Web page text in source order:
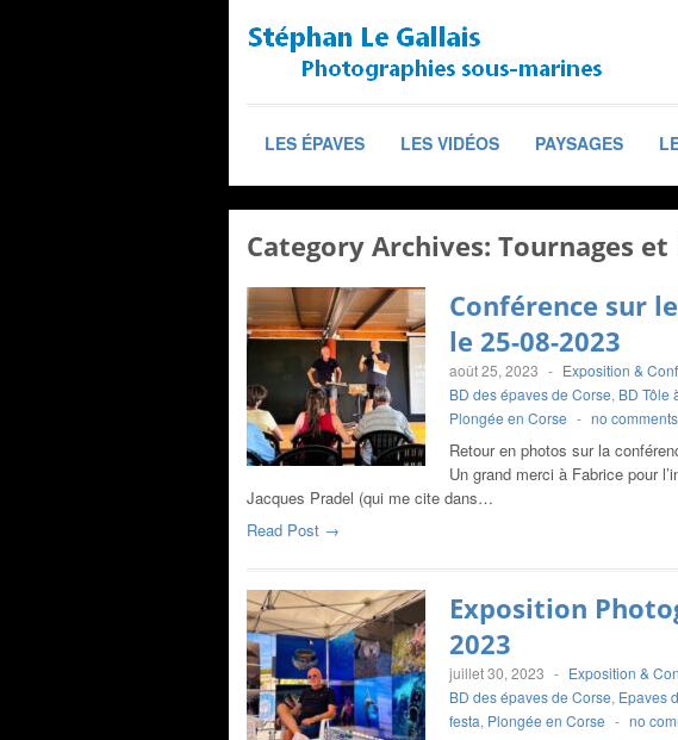
LES ÉPAVES LES VIDÉOS PAYSAGES
Category Archives: Tournages
Conférence sur
le 25-08-2023
août 25, 2023 - Exposition &
BD des épaves de Corse, BD Tôle
Plongée en Corse - no comments
Retour en photos sur la
Un grand merci à Fabrice pour
Jacques Pradel (qui me cite dans…
Read Post →
Exposition
2023
juillet 30, 2023 - Exposition &
BD des épaves de Corse, Epaves
festa, Plongée en Corse - no